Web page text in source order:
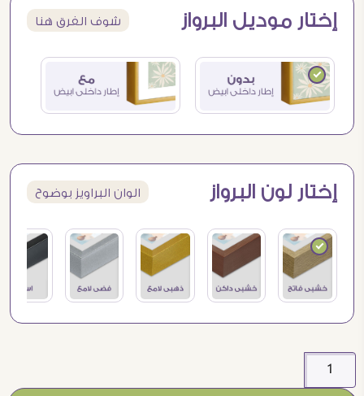
إختار موديل البرواز شوف الفرق هنا
إختار لون البرواز الوان البراويز بوضوح